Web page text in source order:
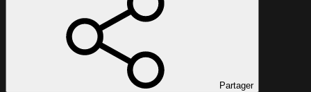
Partager